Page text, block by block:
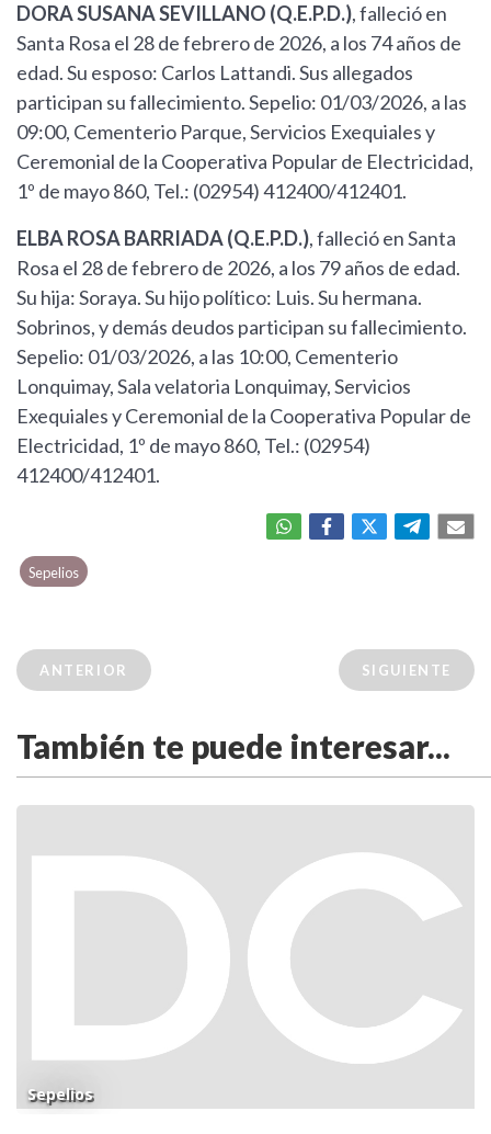
DORA SUSANA SEVILLANO (Q.E.P.D.), falleció en
Santa Rosa el 28 de febrero de 2026, a los 74 años de
edad. Su esposo: Carlos Lattandi. Sus allegados
participan su fallecimiento. Sepelio: 01/03/2026, a las
09:00, Cementerio Parque, Servicios Exequiales y
Ceremonial de la Cooperativa Popular de Electricidad,
1º de mayo 860, Tel.: (02954) 412400/412401.
ELBA ROSA BARRIADA (Q.E.P.D.), falleció en Santa
Rosa el 28 de febrero de 2026, a los 79 años de edad.
Su hija: Soraya. Su hijo político: Luis. Su hermana.
Sobrinos, y demás deudos participan su fallecimiento.
Sepelio: 01/03/2026, a las 10:00, Cementerio
Lonquimay, Sala velatoria Lonquimay, Servicios
Exequiales y Ceremonial de la Cooperativa Popular de
Electricidad, 1º de mayo 860, Tel.: (02954)
412400/412401.
Sepelios
ANTERIOR SIGUIENTE
También te puede interesar...
Sepelios